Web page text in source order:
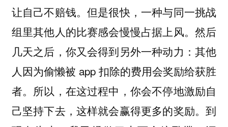
让自己不赔钱。但是很快，一种与同一挑战
组里其他人的比赛感会慢慢占据上风。然后
几天之后，你又会得到另外一种动力：其他
人因为偷懒被 app 扣除的费用会奖励给获胜
者。所以，在这过程中，你会不停地激励自
己坚持下去，这样就会赢得更多的奖励。到